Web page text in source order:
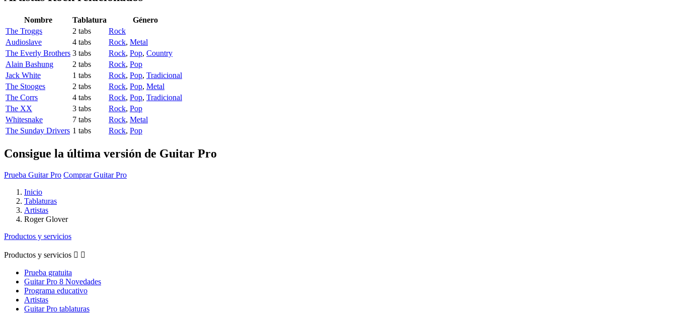
Nombre Tablatura
Género
The Troggs
2 tabs
Rock
Audioslave
4 tabs Rock, Metal
The Everly Brothers 3 tabs Rock, Pop, Country
Alain Bashung
2 tabs Rock, Pop
Jack White
1 tabs Rock, Pop, Tradicional
The Stooges
2 tabs Rock, Pop, Metal
The Corrs
4 tabs Rock, Pop, Tradicional
The XX
3 tabs Rock, Pop
Whitesnake
7 tabs Rock, Metal
The Sunday Drivers 1 tabs Rock, Pop
Consigue la última versión de Guitar Pro
Prueba Guitar Pro Comprar Guitar Pro
Inicio
Tablaturas
Artistas
Roger Glover
Productos y servicios
Productos y servicios  
Prueba gratuita
Guitar Pro 8 Novedades
Programa educativo
Artistas
Guitar Pro tablaturas